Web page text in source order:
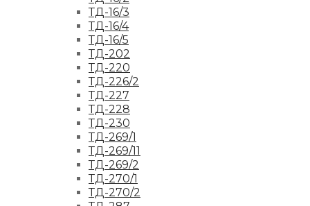
ТД-16/3
ТД-16/4
ТД-16/5
ТД-202
ТД-220
ТД-226/2
ТД-227
ТД-228
ТД-230
ТД-269/1
ТД-269/11
ТД-269/2
ТД-270/1
ТД-270/2